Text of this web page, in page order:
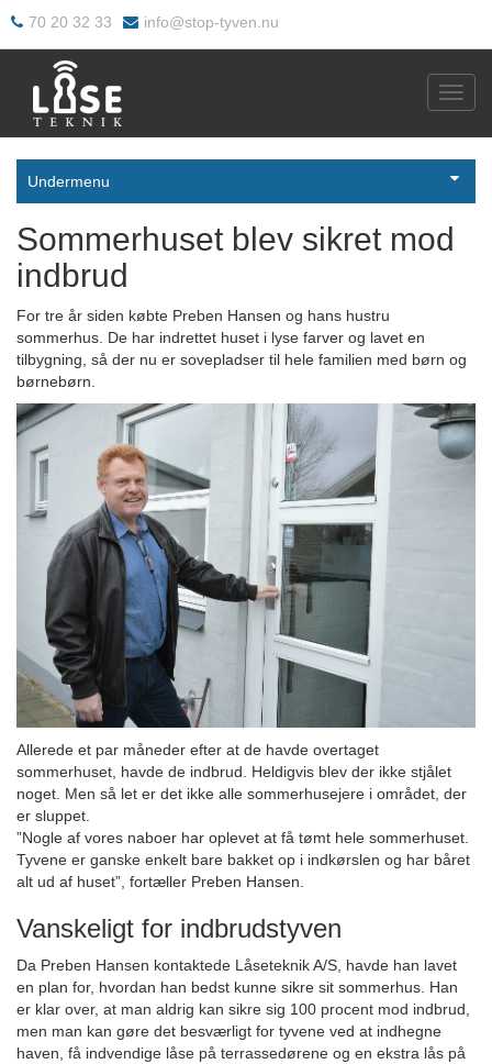
70 20 32 33 info@stop-tyven.nu
Undermenu
Sommerhuset blev sikret mod
indbrud
For tre år siden købte Preben Hansen og hans hustru
sommerhus. De har indrettet huset i lyse farver og lavet en
tilbygning, så der nu er sovepladser til hele familien med børn og
børnebørn.
Allerede et par måneder efter at de havde overtaget
sommerhuset, havde de indbrud. Heldigvis blev der ikke stjålet
noget. Men så let er det ikke alle sommerhusejere i området, der
er sluppet.
”Nogle af vores naboer har oplevet at få tømt hele sommerhuset.
Tyvene er ganske enkelt bare bakket op i indkørslen og har båret
alt ud af huset”, fortæller Preben Hansen.
Vanskeligt for indbrudstyven
Da Preben Hansen kontaktede Låseteknik A/S, havde han lavet
en plan for, hvordan han bedst kunne sikre sit sommerhus. Han
er klar over, at man aldrig kan sikre sig 100 procent mod indbrud,
men man kan gøre det besværligt for tyvene ved at indhegne
haven, få indvendige låse på terrassedørene og en ekstra lås på